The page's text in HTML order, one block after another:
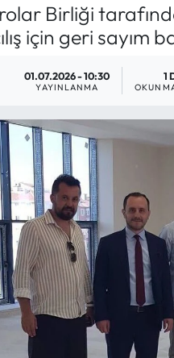
Birliği
için geri sayım
01.07.2026 - 10:30
YAYINLANMA
1